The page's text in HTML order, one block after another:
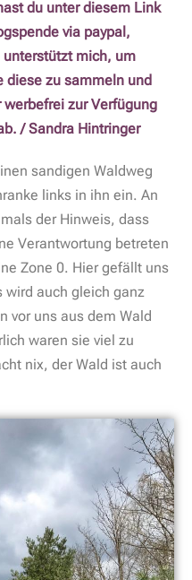
ein Reh aus dem Wald…
sowohl der Wald als auch
und auch von
und da sehen wir